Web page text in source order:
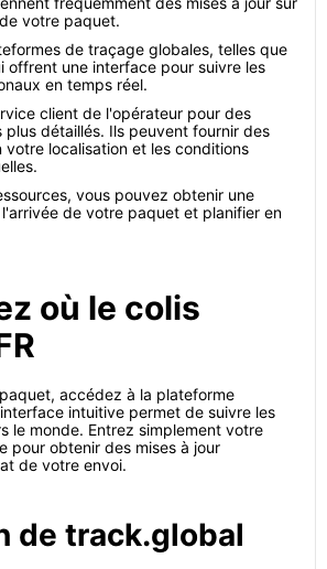
votre paquet.
de traçage globales, telles que
offrent une interface pour suivre les
en temps réel.
client de l'opérateur pour des
plus détaillés. Ils peuvent fournir des
votre localisation et les conditions
vous pouvez obtenir une
de votre paquet et planifier en
où le colis
accédez à la plateforme
intuitive permet de suivre les
le monde. Entrez simplement votre
pour obtenir des mises à jour
de votre envoi.
de track.global